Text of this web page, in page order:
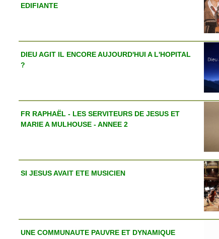
EDIFIANTE
DIEU AGIT IL ENCORE AUJOURD'HUI A L'HOPITAL
?
FR RAPHAËL - LES SERVITEURS DE JESUS ET
MARIE A MULHOUSE - ANNEE 2
SI JESUS AVAIT ETE MUSICIEN
UNE COMMUNAUTE PAUVRE ET DYNAMIQUE